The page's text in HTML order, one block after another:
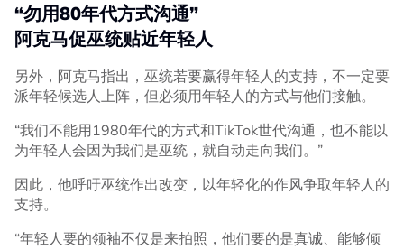
“勿用80年代方式沟通”
阿克马促巫统贴近年轻人
另外，阿克马指出，巫统若要赢得年轻人的支持，不一定要
派年轻候选人上阵，但必须用年轻人的方式与他们接触。
“我们不能用1980年代的方式和TikTok世代沟通，也不能以
为年轻人会因为我们是巫统，就自动走向我们。”
因此，他呼吁巫统作出改变，以年轻化的作风争取年轻人的
支持。
“年轻人要的领袖不仅是来拍照，他们要的是真诚、能够倾